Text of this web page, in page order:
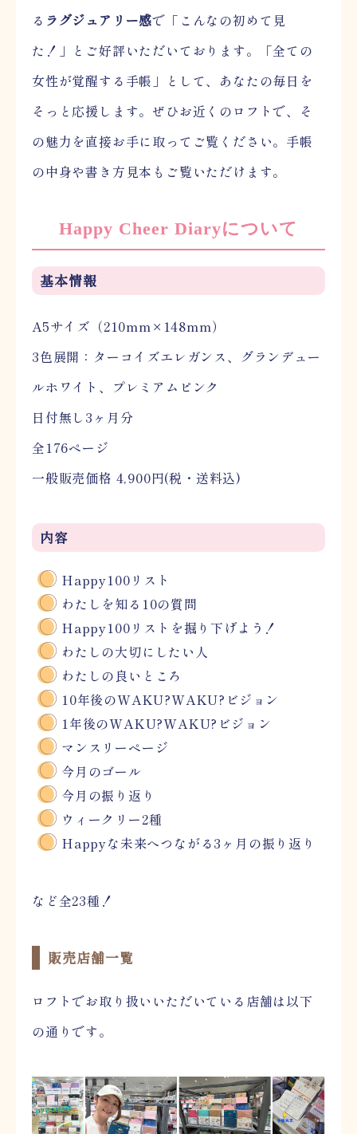
る ラグジュアリー感で「こんなの初めて見
た！」とご好評いただいております。「全ての
女性が覚醒する手帳」として、あなたの毎日を
そっと応援します。ぜひお近くのロフトで、そ
の魅力を直接お手に取ってご覧ください。手帳
の中身や書き方見本もご覧いただけます。
Happy Cheer Diaryについて
基本情報
A5サイズ（210mm×148mm）
3色展開：ターコイズエレガンス、グランデュー
ルホワイト、プレミアムピンク
日付無し3ヶ月分
全176ページ
一般販売価格 4,900円(税・送料込)
内容
Happy100リスト
わたしを知る10の質問
Happy100リストを掘り下げよう！
わたしの大切にしたい人
わたしの良いところ
10年後のWAKU?WAKU?ビジョン
1年後のWAKU?WAKU?ビジョン
マンスリーページ
今月のゴール
今月の振り返り
ウィークリー2種
Happyな未来へつながる3ヶ月の振り返り
など全23種！
販売店舗一覧
ロフトでお取り扱いいただいている店舗は以下
の通りです。